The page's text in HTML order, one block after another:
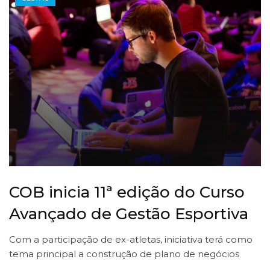
COB inicia 11ª edição do Curso
Avançado de Gestão Esportiva
Com a participação de ex-atletas, iniciativa terá como
tema principal a construção de plano de negócios